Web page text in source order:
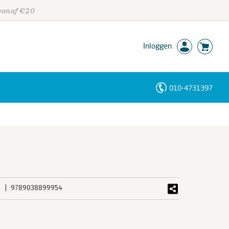
€20
Inloggen
010-4731397
9789038899954
Personen